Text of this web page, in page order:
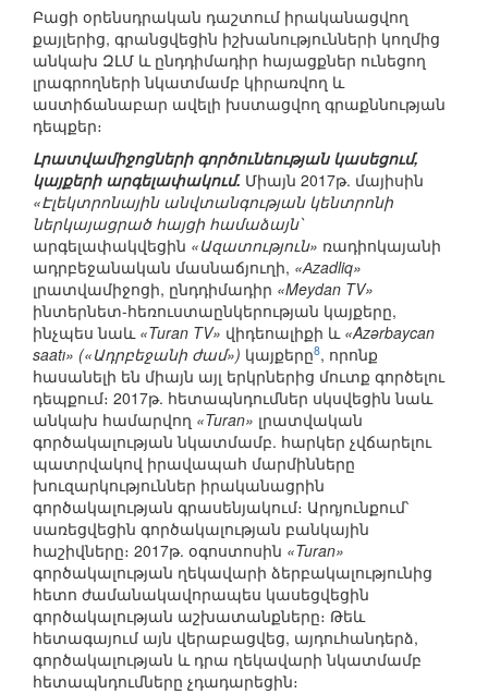
Բացի օրենսդրական դաշտում իրականացվող
քայլերից, գրանցվեցին իշխանությունների կողմից
անկախ ԶԼՄ և ընդդիմադիր հայացքներ ունեցող
լրագրողների նկատմամբ կիրառվող և
աստիճանաբար ավելի խստացվող գրաքննության
դեպքեր։
Լրատվամիջոցների գործունեության կասեցում,
կայքերի արգելափակում. Միայն 2017թ. մայիսին
«Էլեկտրոնային անվտանգության կենտրոնի
ներկայացրած հայցի համաձայն՝
արգելափակվեցին «Ազատություն» ռադիոկայանի
ադրբեջանական մասնաճյուղի, «Аzadliq»
լրատվամիջոցի, ընդդիմադիր «Meydan TV»
ինտերնետ-հեռուստաընկերության կայքերը,
ինչպես նաև «Turan TV» վիդեոալիքի և «Azərbaycan
saatı» («Ադրբեջանի ժամ») կայքերը8, որոնք
հասանելի են միայն այլ երկրներից մուտք գործելու
դեպքում։ 2017թ. հետապնդումներ սկսվեցին նաև
անկախ համարվող «Turan» լրատվական
գործակալության նկատմամբ. հարկեր չվճարելու
պատրվակով իրավապահ մարմինները
խուզարկություններ իրականացրին
գործակալության գրասենյակում։ Արդյունքում՝
սառեցվեցին գործակալության բանկային
հաշիվները։ 2017թ. օգոստոսին «Turan»
գործակալության ղեկավարի ձերբակալությունից
հետո ժամանակավորապես կասեցվեցին
գործակալության աշխատանքները։ Թեև
հետագայում այն վերաբացվեց, այդուհանդերձ,
գործակալության և դրա ղեկավարի նկատմամբ
հետապնդումները չդադարեցին։